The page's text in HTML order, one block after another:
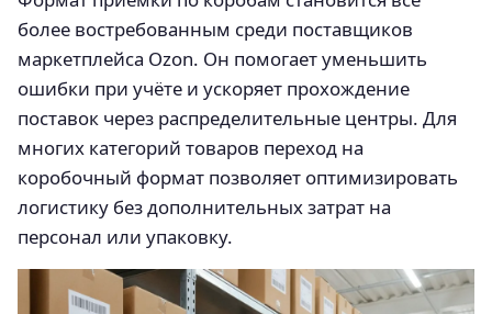
более востребованным среди поставщиков
маркетплейса Ozon. Он помогает уменьшить
ошибки при учёте и ускоряет прохождение
поставок через распределительные центры. Для
многих категорий товаров переход на
коробочный формат позволяет оптимизировать
логистику без дополнительных затрат на
персонал или упаковку.